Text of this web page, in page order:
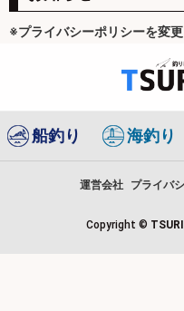
※プライバシーポリシーを変
船釣り 海釣り
運営会社 プライバ
Copyright ©